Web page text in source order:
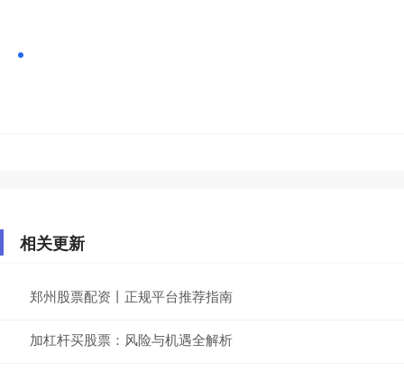
相关更新
郑州股票配资丨正规平台推荐指南
加杠杆买股票：风险与机遇全解析